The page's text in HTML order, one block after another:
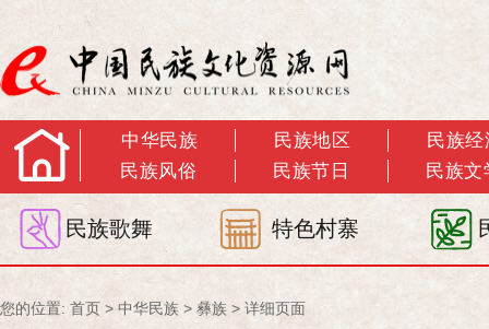
中华民族 民族地区
民族经
民族风俗
民族节日 民族文
民族歌舞 特色村寨
您的位置: 首页 > 中华民族 > 彝族 > 详细页面